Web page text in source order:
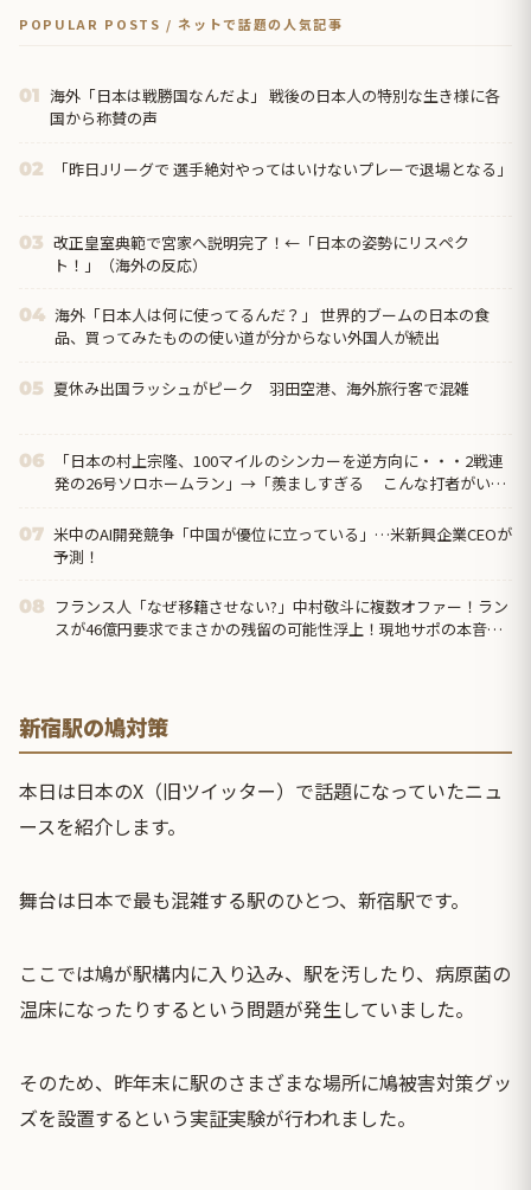
POPULAR POSTS / ネットで話題の人気記事
01 海外「日本は戦勝国なんだよ」 戦後の日本人の特別な生き様に各
国から称賛の声
02 「昨日Jリーグで 選手絶対やってはいけないプレーで退場となる」
03 改正皇室典範で宮家へ説明完了！←「日本の姿勢にリスペク
ト！」（海外の反応）
04 海外「日本人は何に使ってるんだ？」 世界的ブームの日本の食
品、買ってみたものの使い道が分からない外国人が続出
05 夏休み出国ラッシュがピーク 羽田空港、海外旅行客で混雑
06
「日本の村上宗隆、100マイルのシンカーを逆方向に・・・2戦連
発の26号ソロホームラン」→「羨ましすぎる こんな打者がいな
07 米中のAI開発競争「中国が優位に立っている」…米新興企業CEOが
予測！
08 フランス人「なぜ移籍させない?」中村敬斗に複数オファー！ラン
スが46億円要求でまさかの残留の可能性浮上！現地サポの本音が
新宿駅の鳩対策
本日は日本のX（旧ツイッター）で話題になっていたニュ
ースを紹介します。
舞台は日本で最も混雑する駅のひとつ、新宿駅です。
ここでは鳩が駅構内に入り込み、駅を汚したり、病原菌の
温床になったりするという問題が発生していました。
そのため、昨年末に駅のさまざまな場所に鳩被害対策グッ
ズを設置するという実証実験が行われました。